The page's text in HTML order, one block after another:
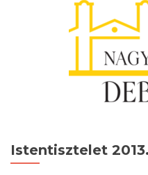
Istentisztelet